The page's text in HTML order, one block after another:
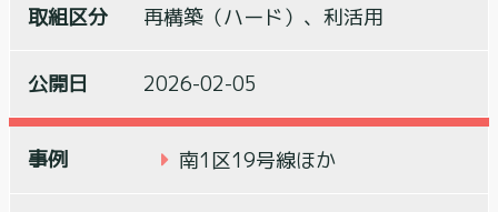
再構築（ハード）、利活用
2026-02-05
南1区19号線ほか